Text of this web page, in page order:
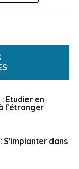
Etudier en
l’étranger
dans